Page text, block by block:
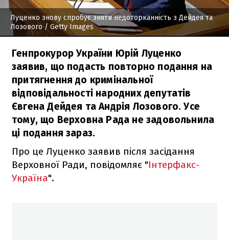
Луценко знову спробує зняти недоторканність з Дейдея та
Лозового/ Getty Images
Генпрокурор України Юрій Луценко
заявив, що подасть повторно подання на
притягнення до кримінальної
відповідальності народних депутатів
Євгена Дейдея та Андрія Лозового. Усе
тому, що Верховна Рада не задовольнила
ці подання зараз.
Про це Луценко заявив після засідання
Верховної Ради, повідомляє "Інтерфакс-
Україна".